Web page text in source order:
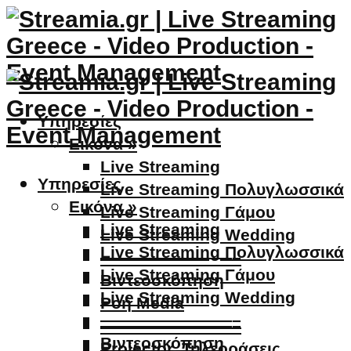
Υπηρεσίες
Εικόνα »
Live Streaming
Live Streaming Πολυγλωσσικά
Live Streaming Γάμου
Live Streaming Wedding
————————–
Βιντεοσκόπηση
Ροή Media
————————–
Υπηρεσίες
Εικόνα »
Live Streaming
Live Streaming Πολυγλωσσικά
Live Streaming Γάμου
Live Streaming Wedding
————————–
Βιντεοσκόπηση